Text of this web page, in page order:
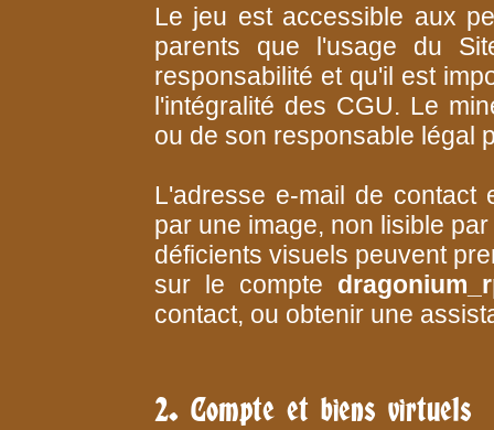
Le jeu est accessible aux
parents que l'usage du
responsabilité et qu'il est
l'intégralité des CGU. Le
ou de son responsable légal
L'adresse e-mail de contact
par une image, non lisible
déficients visuels peuvent
sur le compte
contact, ou obtenir une
2. Compte et biens virtuels